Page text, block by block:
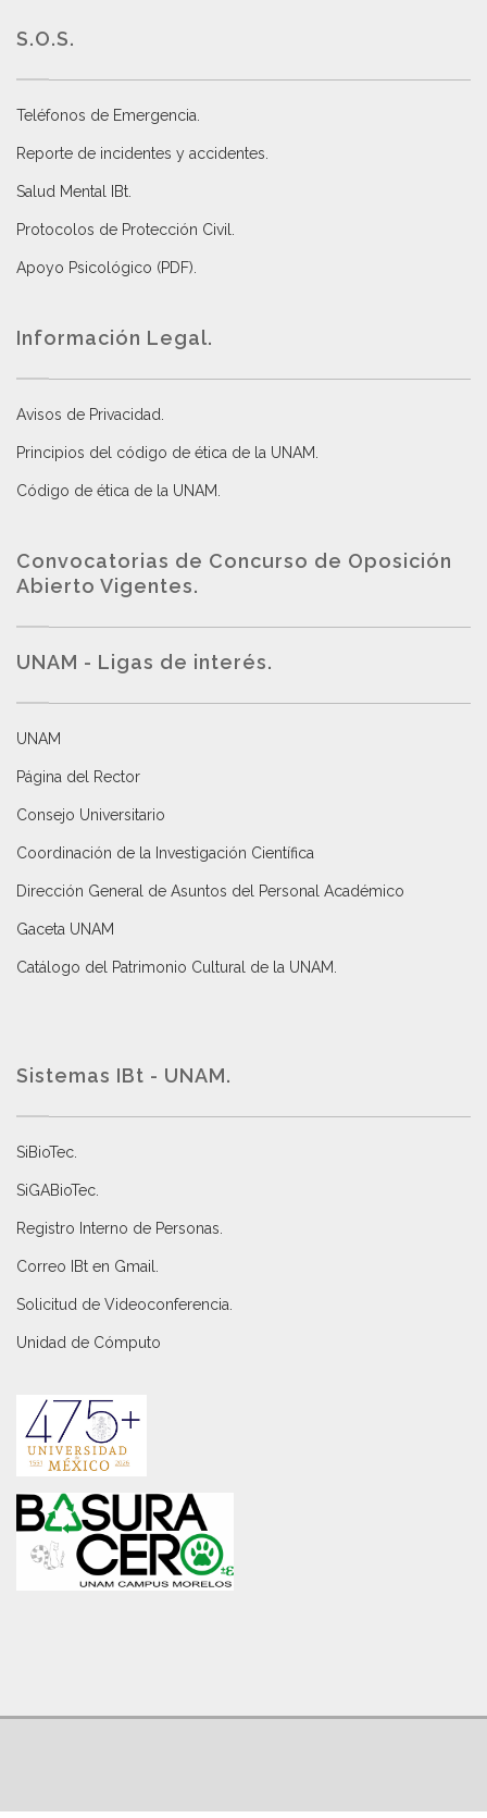
S.O.S.
Teléfonos de Emergencia.
Reporte de incidentes y accidentes
Salud Mental IBt
Protocolos de Protección Civil
Apoyo Psicológico (PDF)
Información Legal.
Avisos de Privacidad
Principios del código de ética de la UNAM
Código de ética de la UNAM
Convocatorias de Concurso de Oposición
Abierto Vigentes.
UNAM - Ligas de interés.
UNAM
Página del Rector
Consejo Universitario
Coordinación de la Investigación Científica
Dirección General de Asuntos del Personal Académico
Gaceta UNAM
Catálogo del Patrimonio Cultural de la UNAM.
Sistemas IBt - UNAM.
SiBioTec
SiGABioTec.
Registro Interno de Personas
Correo IBt en Gmail
Solicitud de Videoconferencia.
Unidad de Cómputo